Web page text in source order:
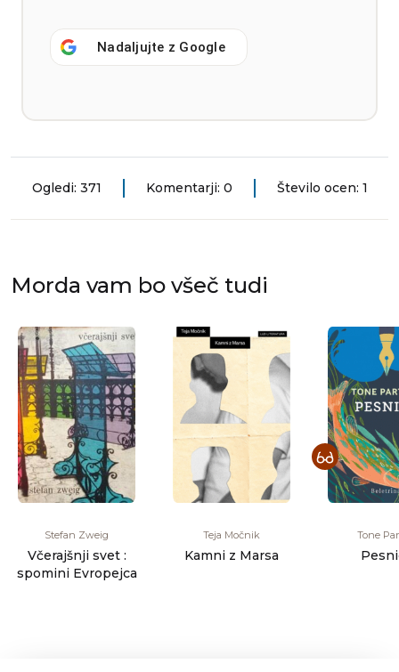
Nadaljujte z Google
Ogledi: 371 Komentarji: 0 Število ocen: 1
Morda vam bo všeč tudi
Stefan Zweig
Včerajšnji svet :
spomini Evropejca
Teja Močnik
Kamni z Marsa
Tone